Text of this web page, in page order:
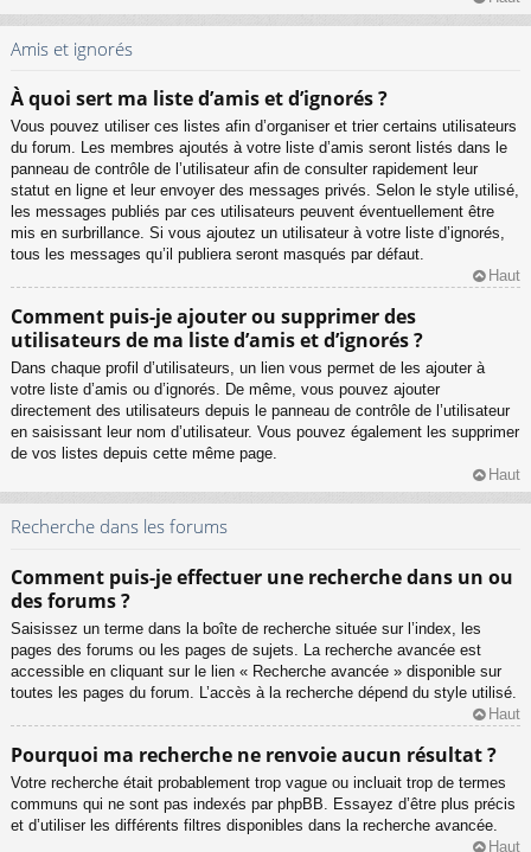
Amis et ignorés
À quoi sert ma liste d’amis et d’ignorés ?
Vous pouvez utiliser ces listes afin d’organiser et trier certains utilisateurs
du forum. Les membres ajoutés à votre liste d’amis seront listés dans le
panneau de contrôle de l’utilisateur afin de consulter rapidement leur
statut en ligne et leur envoyer des messages privés. Selon le style utilisé,
les messages publiés par ces utilisateurs peuvent éventuellement être
mis en surbrillance. Si vous ajoutez un utilisateur à votre liste d’ignorés,
tous les messages qu’il publiera seront masqués par défaut.
Haut
Comment puis-je ajouter ou supprimer des
utilisateurs de ma liste d’amis et d’ignorés ?
Dans chaque profil d’utilisateurs, un lien vous permet de les ajouter à
votre liste d’amis ou d’ignorés. De même, vous pouvez ajouter
directement des utilisateurs depuis le panneau de contrôle de l’utilisateur
en saisissant leur nom d’utilisateur. Vous pouvez également les supprimer
de vos listes depuis cette même page.
Haut
Recherche dans les forums
Comment puis-je effectuer une recherche dans un ou
des forums ?
Saisissez un terme dans la boîte de recherche située sur l’index, les
pages des forums ou les pages de sujets. La recherche avancée est
accessible en cliquant sur le lien « Recherche avancée » disponible sur
toutes les pages du forum. L’accès à la recherche dépend du style utilisé.
Haut
Pourquoi ma recherche ne renvoie aucun résultat ?
Votre recherche était probablement trop vague ou incluait trop de termes
communs qui ne sont pas indexés par phpBB. Essayez d’être plus précis
et d’utiliser les différents filtres disponibles dans la recherche avancée.
Haut